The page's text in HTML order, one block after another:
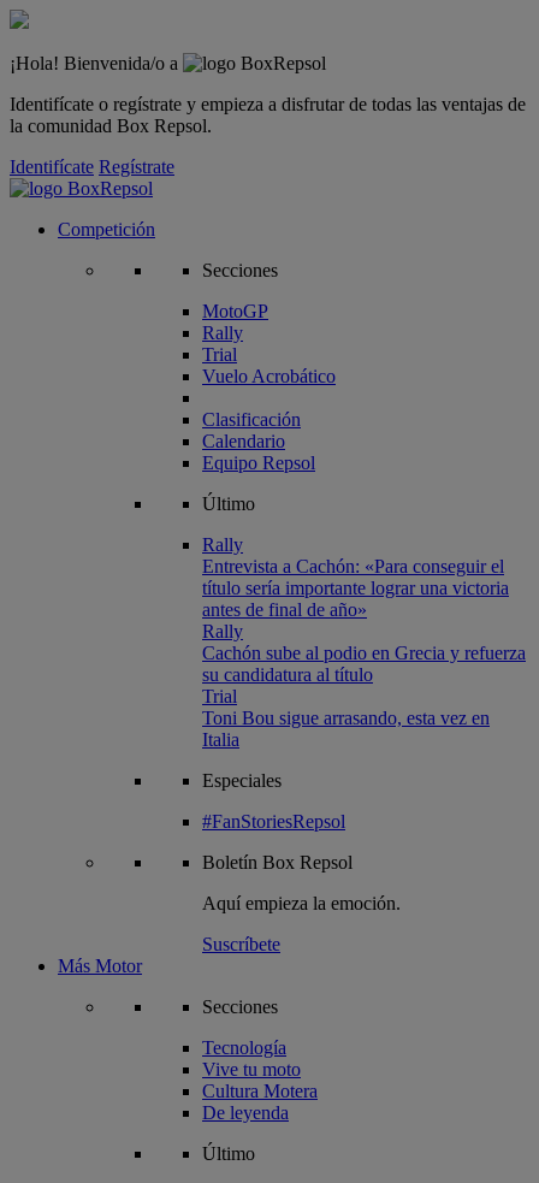
¡Hola! Bienvenida/o a
Identifícate o regístrate y empieza a disfrutar de todas las ventajas de
la comunidad Box Repsol.
Identifícate Regístrate
Competición
Secciones
MotoGP
Rally
Trial
Vuelo Acrobático
Clasificación
Calendario
Equipo Repsol
Último
Rally
Entrevista a Cachón: «Para conseguir el
título sería importante lograr una victoria
antes de final de año»
Rally
Cachón sube al podio en Grecia y refuerza
su candidatura al título
Trial
Toni Bou sigue arrasando, esta vez en
Italia
Especiales
#FanStoriesRepsol
Boletín Box Repsol
Aquí empieza la emoción.
Suscríbete
Más Motor
Secciones
Tecnología
Vive tu moto
Cultura Motera
De leyenda
Último